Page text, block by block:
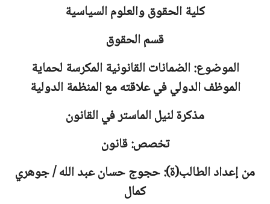
كلية الحقوق والعلوم السياسية
قسم الحقوق
الموضوع: الضمانات القانونية المكرسة لحماية
الموظف الدولي في علاقته مع المنظمة الدولية
مذكرة لنيل الماستر في القانون
تخصص: قانون
من إعداد الطالب(ة): حجوج حسان عبد الله / جوهري
كمال